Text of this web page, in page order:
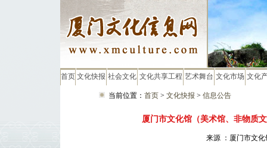
首页 文化快报 社会文化 文化共享工程 艺术舞台 文化市场 文化
当前位置： 首页> 文化快报 > 信息公告
厦门市文化馆（美术馆、非物质
来源 ：厦门市文化